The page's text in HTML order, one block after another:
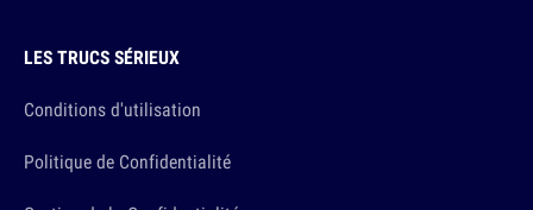
LES TRUCS SÉRIEUX
Conditions d'utilisation
Politique de Confidentialité